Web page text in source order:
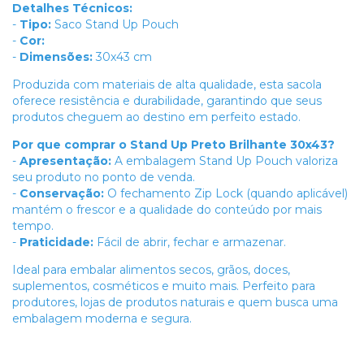
Detalhes Técnicos:
- Tipo: Saco Stand Up Pouch
- Cor:
- Dimensões: 30x43 cm
Produzida com materiais de alta qualidade, esta sacola
oferece resistência e durabilidade, garantindo que seus
produtos cheguem ao destino em perfeito estado.
Por que comprar o Stand Up Preto Brilhante 30x43?
- Apresentação: A embalagem Stand Up Pouch valoriza
seu produto no ponto de venda.
- Conservação: O fechamento Zip Lock (quando aplicável)
mantém o frescor e a qualidade do conteúdo por mais
tempo.
- Praticidade: Fácil de abrir, fechar e armazenar.
Ideal para embalar alimentos secos, grãos, doces,
suplementos, cosméticos e muito mais. Perfeito para
produtores, lojas de produtos naturais e quem busca uma
embalagem moderna e segura.